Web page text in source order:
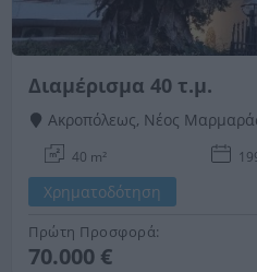
Διαμέρισμα 40 τ.μ.
Ακροπόλεως, Νέος
40 m²
Χρηματοδότηση
Πρώτη Προσφορά:
70.000 €